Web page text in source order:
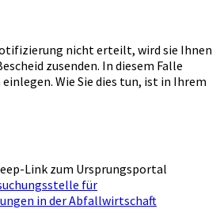
nicht erteilt, wird sie Ihnen
zusenden. In diesem Falle
Wie Sie dies tun, ist in Ihrem
Link zum Ursprungsportal
für
in der Abfallwirtschaft